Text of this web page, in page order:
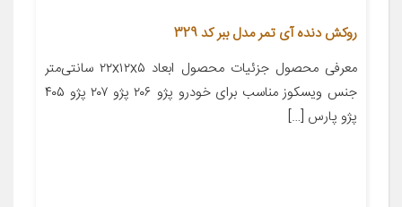
روکش دنده آی تمر مدل ببر کد 329
معرفی محصول جزئیات محصول ابعاد ۲۲x۱۲x۵ سانتی‌متر
جنس ویسکوز مناسب برای خودرو پژو ۲۰۶ پژو ۲۰۷ پژو ۴۰۵
پژو پارس […]